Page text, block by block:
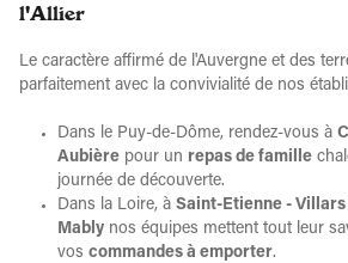
l'Allier
Le caractère affirmé de l'Auvergne et des
parfaitement avec la convivialité de nos
Dans le Puy-de-Dôme, rendez-vous à
Aubière pour un repas de famille
journée de découverte.
Dans la Loire, à Saint-Etienne - Villars
Mably nos équipes mettent tout leur
vos commandes à emporter.